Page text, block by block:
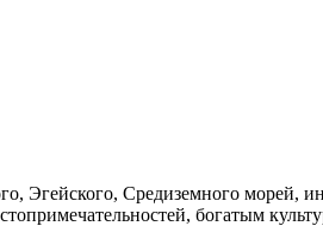
Эгейского, Средиземного
богатым